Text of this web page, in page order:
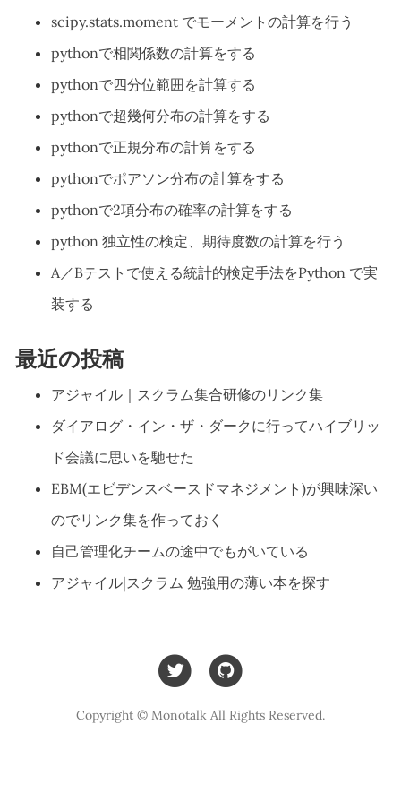
scipy.stats.moment でモーメントの計算を行う
pythonで相関係数の計算をする
pythonで四分位範囲を計算する
pythonで超幾何分布の計算をする
pythonで正規分布の計算をする
pythonでポアソン分布の計算をする
pythonで2項分布の確率の計算をする
python 独立性の検定、期待度数の計算を行う
A／Bテストで使える統計的検定手法をPython で実
装する
最近の投稿
アジャイル｜スクラム集合研修のリンク集
ダイアログ・イン・ザ・ダークに行ってハイブリッ
ド会議に思いを馳せた
EBM(エビデンスベースドマネジメント)が興味深い
のでリンク集を作っておく
自己管理化チームの途中でもがいている
アジャイル|スクラム 勉強用の薄い本を探す
Copyright © Monotalk All Rights Reserved.